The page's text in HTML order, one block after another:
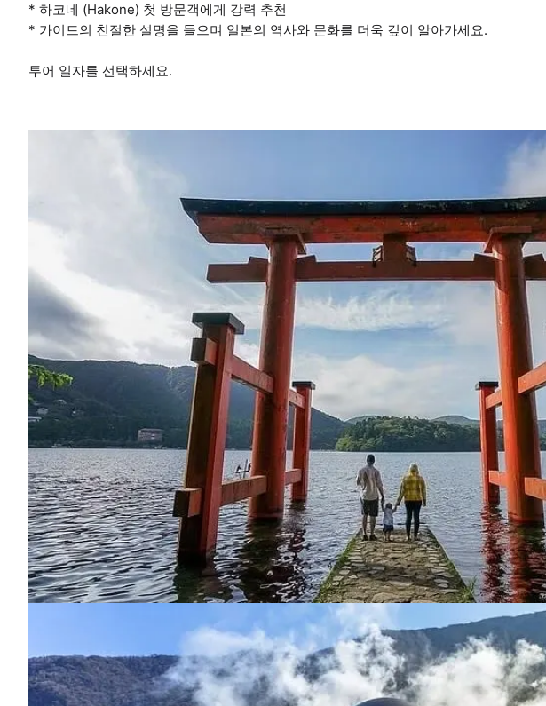
* 하코네 (Hakone) 첫 방문객에게 강력 추천
* 가이드의 친절한 설명을 들으며 일본의 역사와 문화를 더욱 깊이 알아가세요.
투어 일자를 선택하세요.